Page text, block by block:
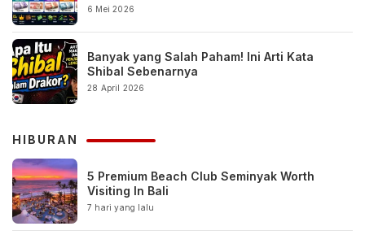
6 Mei 2026
Banyak yang Salah Paham! Ini Arti Kata
Shibal Sebenarnya
28 April 2026
HIBURAN
5 Premium Beach Club Seminyak Worth
Visiting In Bali
7 hari yang lalu